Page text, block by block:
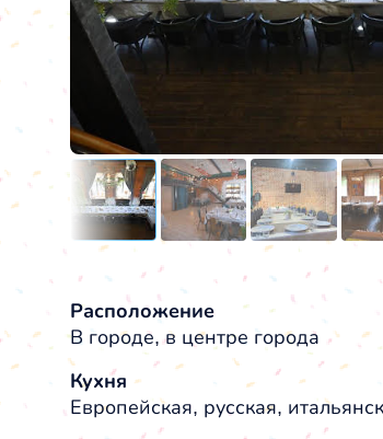
Расположение
В городе, в центре города
Кухня
Европейская, русская,